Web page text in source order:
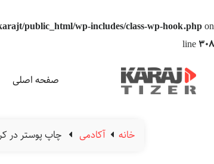
public_html/wp-includes/class-wp-hook.phpon
line308
صفحه اصلی
خانه آکادمی چاپ پوستر در